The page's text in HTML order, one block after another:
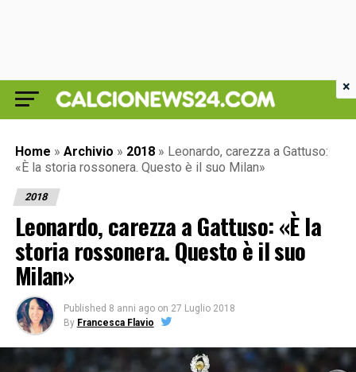
Home » Archivio » 2018 » Leonardo, carezza a Gattuso:
«È la storia rossonera. Questo è il suo Milan»
2018
Leonardo, carezza a Gattuso: «È la
storia rossonera. Questo è il suo
Milan»
Published 8 anni ago on 27 Luglio 2018
By Francesca Flavio
×